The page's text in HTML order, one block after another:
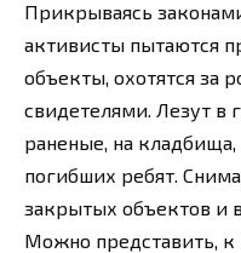
Прикрываясь
активисты пытаются
объекты, охотятся за
свидетелями. Лезут в
раненые, на
погибших ребят.
закрытых объектов и
Можно представить, к